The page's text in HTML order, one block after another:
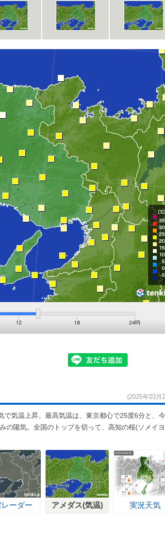
(2025年03月
気温上昇。最高気温は、東京都心で25度6分と、
の陽気。全国のトップを切って、高知の桜(ソメイ
ーダー アメダス(気温) 実況天気